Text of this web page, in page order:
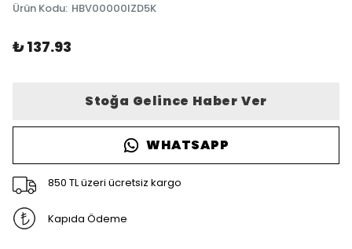
Ürün Kodu: HBV00000IZD5K
₺ 137.93
Stoğa Gelince Haber Ver
WHATSAPP
850 TL üzeri ücretsiz kargo
Kapıda Ödeme